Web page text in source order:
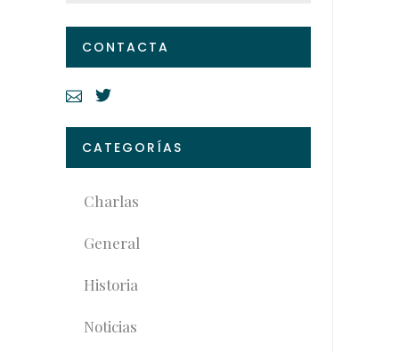
CONTACTA
CATEGORÍAS
Charlas
General
Historia
Noticias